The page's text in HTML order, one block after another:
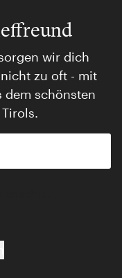
wir dich
zu oft - mit
dem schönsten